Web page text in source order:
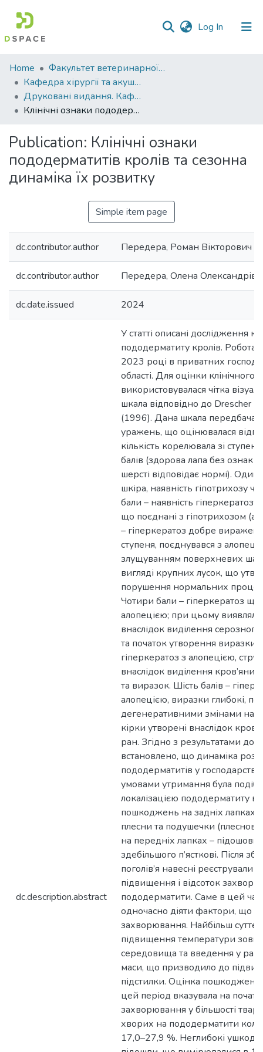
Log In (current)
Communities
&
Collections
All of DSpace
Statistics
Home
Факультет ветеринарної медицини
Кафедра хірургії та акушерства
Друковані видання. Кафедра хірургії та акушерства
Клінічні ознаки пододерматитів кролів та сезонна динаміка їх розвитку
Publication: Клінічні ознаки
пододерматитів кролів та сезонна
динаміка їх розвитку
Simple item page
dc.contributor.author Передера, Роман Вікторович
dc.contributor.author Передера, Олена
dc.date.issued 2024
dc.description.abstract
У статті описані дослідження
пододерматиту кролів. Робота
2023 році в приватних
області. Для оцінки клінічного
використовувалася чітка
шкала відповідно до Drescher і
(1996). Дана шкала
уражень, що оцінювалася
кількість корелювала зі
балів (здорова лапа без ознак
шерсті відповідає нормі). Один
шкіра, наявність гіпотрихозу
бали – наявність
що поєднані з гіпотрихозом
– гіперкератоз добре
ступеня, поєднувався з
злущуванням поверхневих
вигляді крупних лусок, що
порушення нормальних
Чотири бали – гіперкератоз що
алопецією; при цьому виявляли
внаслідок виділення
та початок утворення виразки.
гіперкератоз з алопецією,
внаслідок виділення
та виразок. Шість балів –
алопецією, виразки глибокі,
дегенеративними змінами
кірки утворені внаслідок
ран. Згідно з результатами
встановлено, що динаміка
пододерматитів у
умовами утримання була
локалізацією пододерматиту
пошкоджень на задніх лапках –
плесни та подушечки
на передніх лапках –
здебільшого п’ясткові. Після
поголів’я навесні реєстрували
підвищення і відсоток
пододерматити. Саме в цей
одночасно діяти фактори, що
захворювання. Найбільш
підвищення температури
середовища та введення у
маси, що призводило до
підстилки. Оцінка
цей період вказувала на
захворювання у більшості
хворих на пододерматити
17,0–27,9 %. Неглибокі